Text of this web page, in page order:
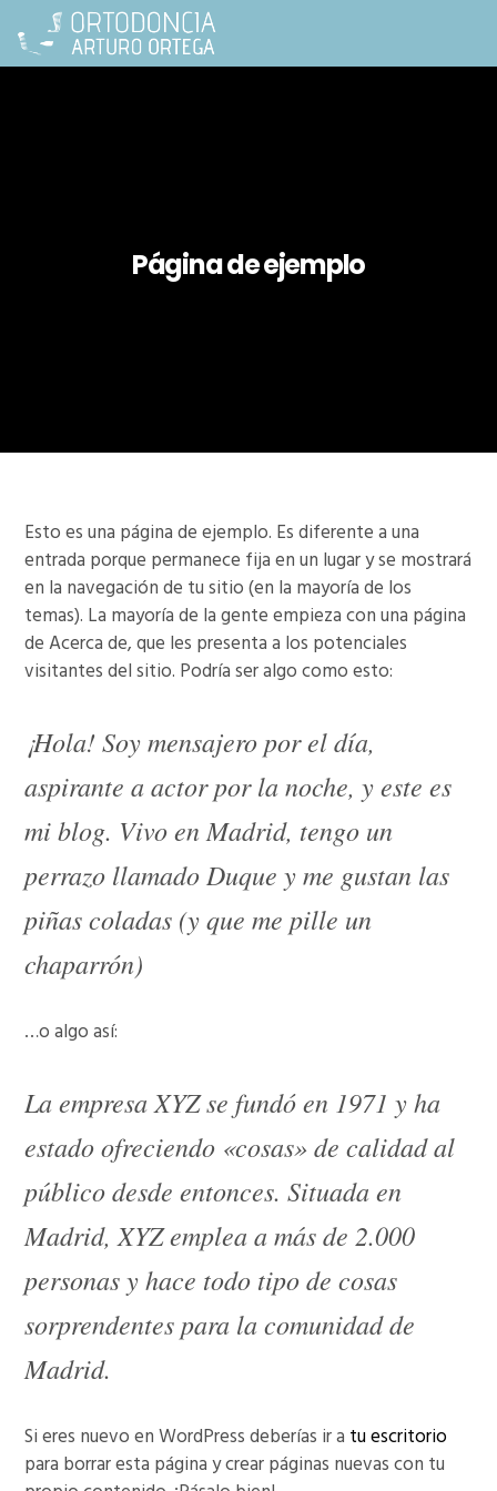
Página de ejemplo
Esto es una página de ejemplo. Es diferente a una
entrada porque permanece fija en un lugar y se mostrará
en la navegación de tu sitio (en la mayoría de los
temas). La mayoría de la gente empieza con una página
de Acerca de, que les presenta a los potenciales
visitantes del sitio. Podría ser algo como esto:
¡Hola! Soy mensajero por el día,
aspirante a actor por la noche, y este es
mi blog. Vivo en Madrid, tengo un
perrazo llamado Duque y me gustan las
piñas coladas (y que me pille un
chaparrón)
…o algo así:
La empresa XYZ se fundó en 1971 y ha
estado ofreciendo «cosas» de calidad al
público desde entonces. Situada en
Madrid, XYZ emplea a más de 2.000
personas y hace todo tipo de cosas
sorprendentes para la comunidad de
Madrid.
Si eres nuevo en WordPress deberías ir a tu escritorio
para borrar esta página y crear páginas nuevas con tu